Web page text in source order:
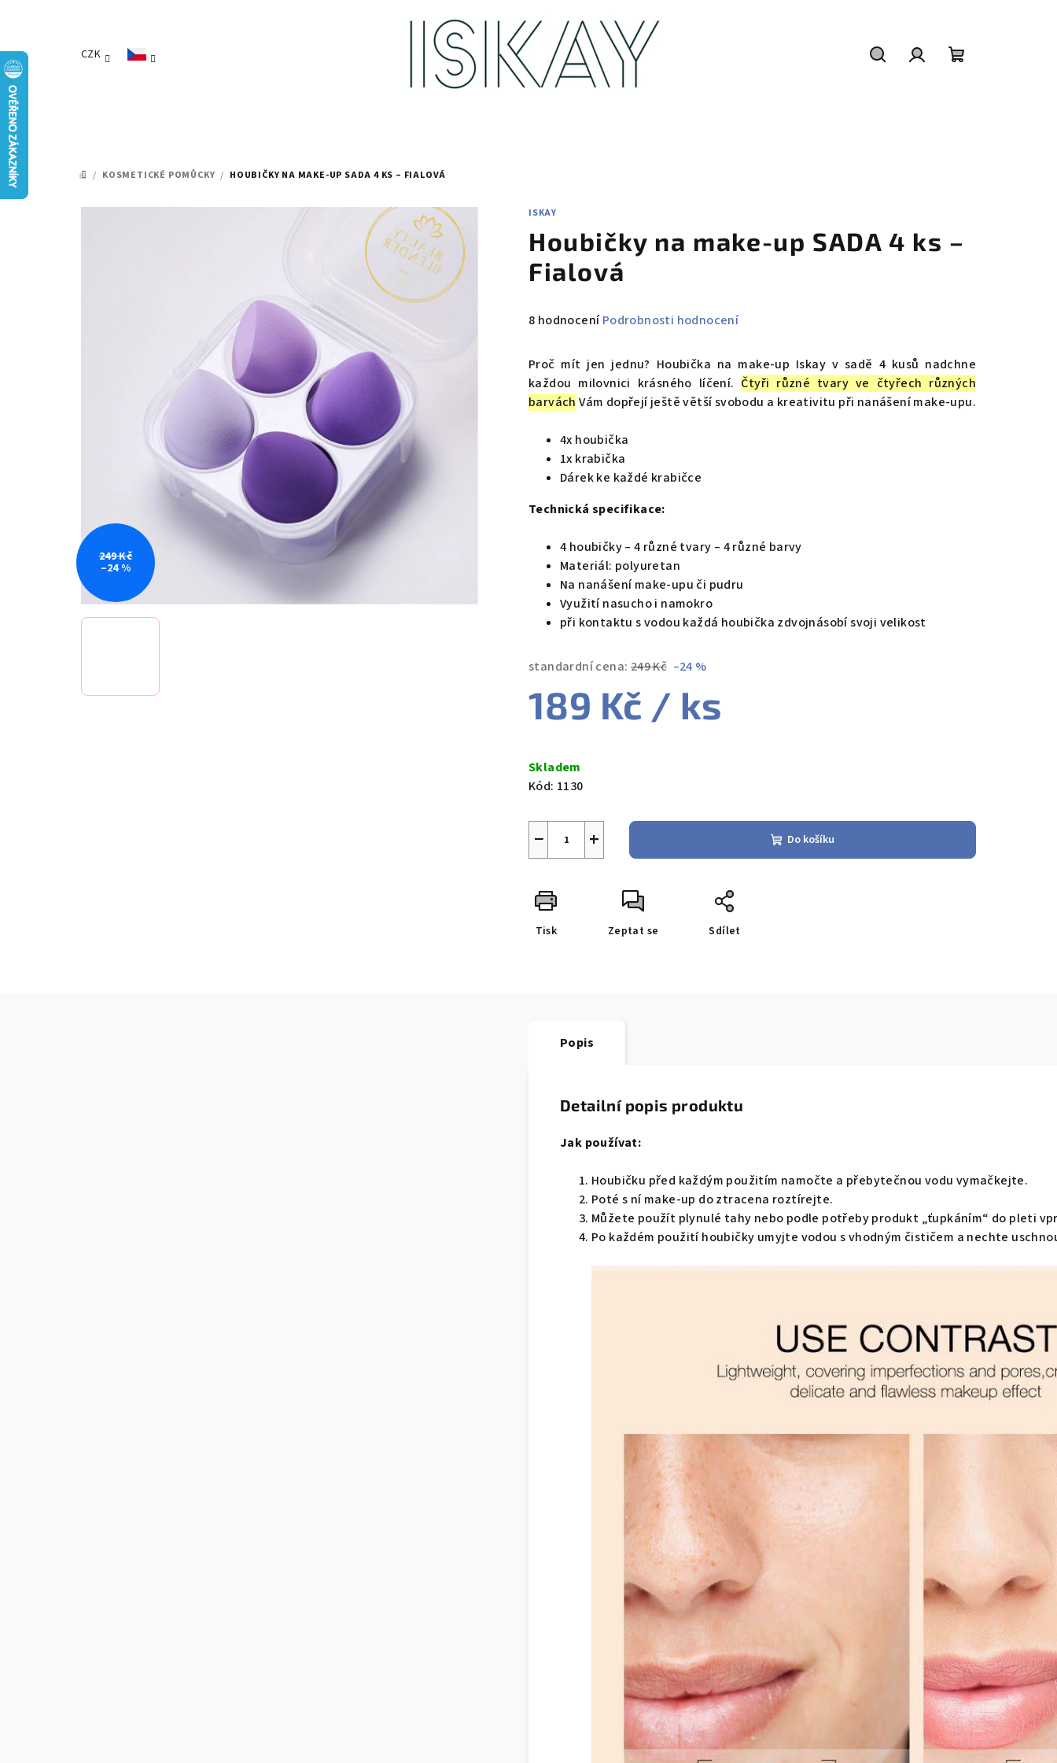
CZK
DOMŮ
/ KOSMETICKÉ POMŮCKY / HOUBIČKY NA MAKE-UP SADA 4 KS – FIALOVÁ
ISKAY
Houbičky na make-up SADA 4 ks –
Fialová
Průměrné
produktu
je
4,8
z
hvězdiček.
8 hodnocení Podrobnosti hodnocení
Proč mít jen jednu? Houbička na make-up Iskay v sadě 4 kusů nadchne
každou milovnici krásného líčení. Čtyři různé tvary ve čtyřech různých
barvách Vám dopřejí ještě větší svobodu a kreativitu při nanášení make-upu.
4x houbička
1x krabička
Dárek ke každé krabičce
Technická specifikace:
4 houbičky – 4 různé tvary – 4 různé barvy
Materiál: polyuretan
Na nanášení make-upu či pudru
Využití nasucho i namokro
při kontaktu s vodou každá houbička zdvojnásobí svoji velikost
standardní cena: 249 Kč –24 %
189 Kč / ks
cena:
Skladem
Kód: 1130
+
− Do košíku
Tisk Zeptat se Sdílet
249 Kč
–24 %
Popis
Detailní popis produktu
Jak používat:
Houbičku před každým použitím namočte a přebytečnou vodu vymačkejte.
Poté s ní make-up do ztracena roztírejte.
Můžete použít plynulé tahy nebo podle potřeby produkt „ťupkáním“ do pleti
Po každém použití houbičky umyjte vodou s vhodným čističem a nechte